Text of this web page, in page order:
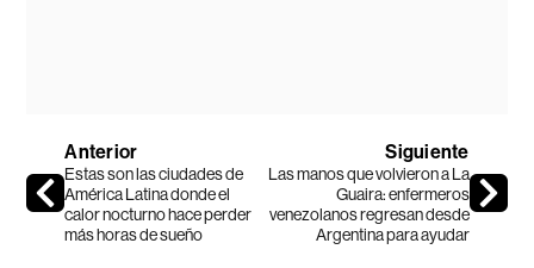
Anterior
Estas son las ciudades de
América Latina donde el
calor nocturno hace perder
más horas de sueño
Siguiente
Las manos que volvieron a La
Guaira: enfermeros
venezolanos regresan desde
Argentina para ayudar